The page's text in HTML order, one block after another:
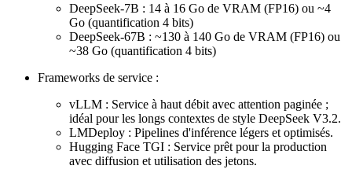
DeepSeek-7B : 14 à 16 Go de VRAM (FP16) ou ~4
Go (quantification 4 bits)
DeepSeek-67B : ~130 à 140 Go de VRAM (FP16) ou
~38 Go (quantification 4 bits)
Frameworks de service :
vLLM : Service à haut débit avec attention paginée ;
idéal pour les longs contextes de style DeepSeek V3.2.
LMDeploy : Pipelines d'inférence légers et optimisés.
Hugging Face TGI : Service prêt pour la production
avec diffusion et utilisation des jetons.